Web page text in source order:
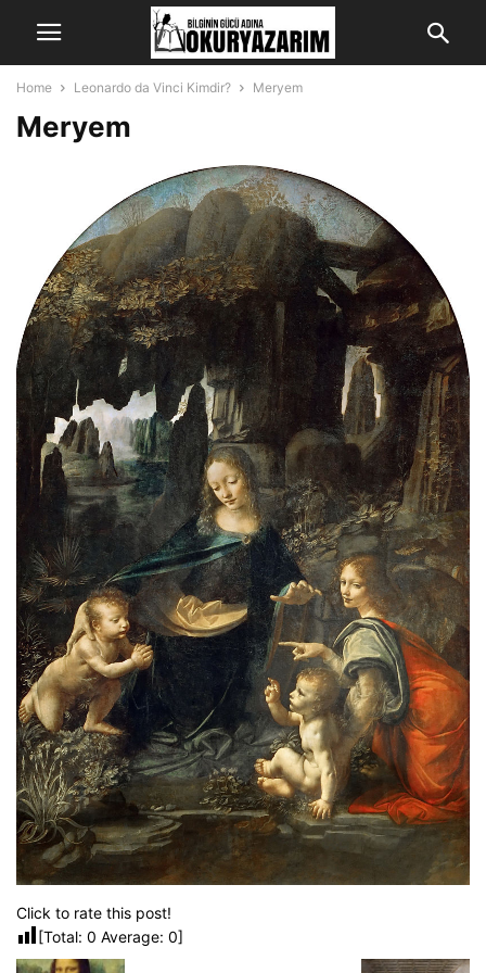
Home Leonardo da Vinci Kimdir? Meryem
Meryem
Click to rate this post!
[Total: 0 Average: 0]